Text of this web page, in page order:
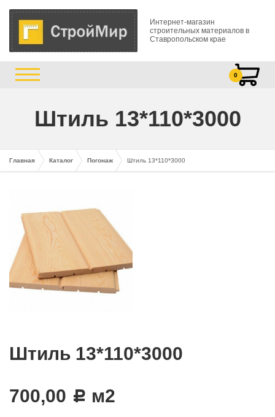
Интернет-магазин
строительных материалов в
Ставропольском крае
0
Штиль 13*110*3000
Главная Каталог Погонаж Штиль 13*110*3000
Штиль 13*110*3000
700,00 c м2